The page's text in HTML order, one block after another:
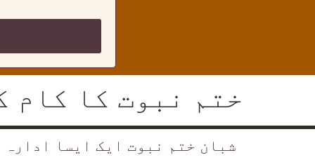
ختم نبوت کا کام
شبان ختم نبوت ایک ایسا ادارہ